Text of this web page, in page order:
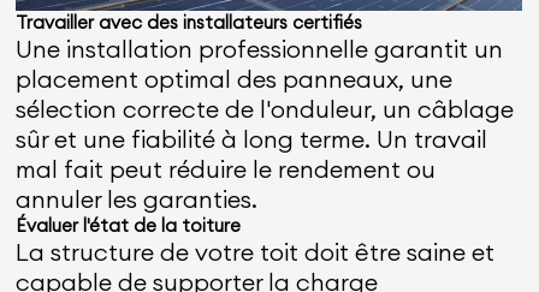
Travailler avec des installateurs certifiés
Une installation professionnelle garantit un
placement optimal des panneaux, une
sélection correcte de l'onduleur, un câblage
sûr et une fiabilité à long terme. Un travail
mal fait peut réduire le rendement ou
annuler les garanties.
Évaluer l'état de la toiture
La structure de votre toit doit être saine et
capable de supporter la charge